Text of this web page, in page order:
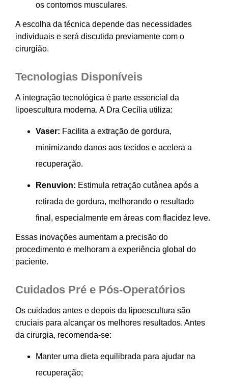
os contornos musculares.
A escolha da técnica depende das necessidades
individuais e será discutida previamente com o
cirurgião.
Tecnologias Disponíveis
A integração tecnológica é parte essencial da
lipoescultura moderna. A Dra Cecília utiliza:
Vaser: Facilita a extração de gordura,
minimizando danos aos tecidos e acelera a
recuperação.
Renuvion: Estimula retração cutânea após a
retirada de gordura, melhorando o resultado
final, especialmente em áreas com flacidez leve.
Essas inovações aumentam a precisão do
procedimento e melhoram a experiência global do
paciente.
Cuidados Pré e Pós-Operatórios
Os cuidados antes e depois da lipoescultura são
cruciais para alcançar os melhores resultados. Antes
da cirurgia, recomenda-se:
Manter uma dieta equilibrada para ajudar na
recuperação;